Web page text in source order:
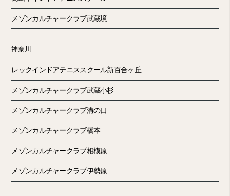
メゾンカルチャークラブ武蔵境
神奈川
レックインドアテニススクール新百合ヶ丘
メゾンカルチャークラブ武蔵小杉
メゾンカルチャークラブ溝の口
メゾンカルチャークラブ橋本
メゾンカルチャークラブ相模原
メゾンカルチャークラブ伊勢原